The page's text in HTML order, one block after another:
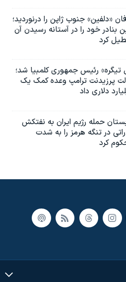
«دلفین» جنوب ژاپن را درنوردید؛
بنادر خود را در آستانه رسیدن آن
کرد
تیگره» رئیس جمهوری کلمبیا شد؛
پرزیدنت ترامپ وعده کمک یک
دلاری داد
حمله رژیم ایران به نفتکش
در تنگه هرمز را به‌ شدت
کرد